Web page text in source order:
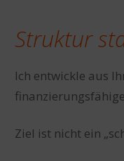
Struktur
Ich entwickle aus
Ziel ist nicht ein